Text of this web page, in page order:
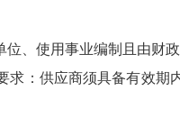
使用事业编制且由财政
：供应商须具备有效期